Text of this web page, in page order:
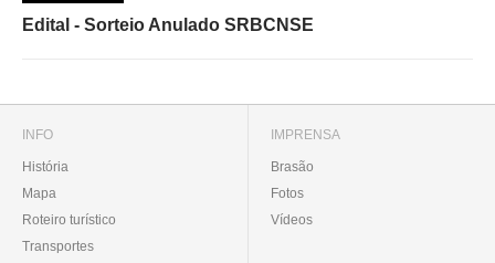
Edital - Sorteio Anulado SRBCNSE
INFO
História
Mapa
Roteiro turístico
Transportes
IMPRENSA
Brasão
Fotos
Vídeos